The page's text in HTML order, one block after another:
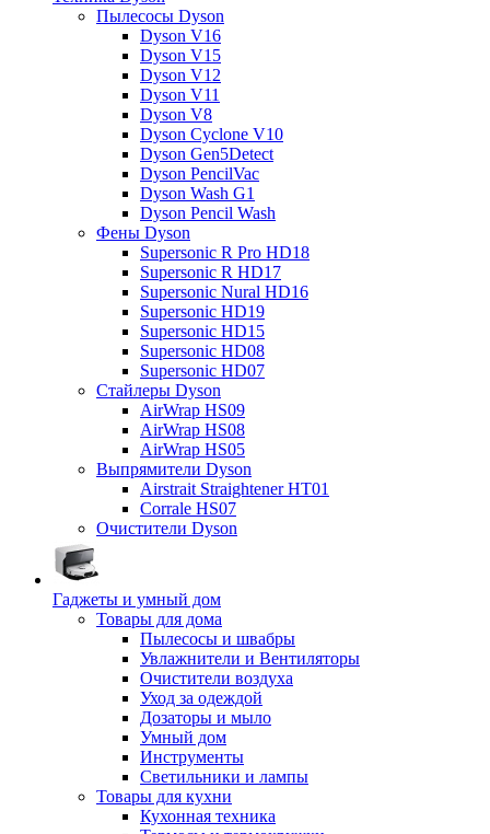
Пылесосы Dyson
Dyson V16
Dyson V15
Dyson V12
Dyson V11
Dyson V8
Dyson Cyclone V10
Dyson Gen5Detect
Dyson PencilVac
Dyson Wash G1
Dyson Pencil Wash
Фены Dyson
Supersonic R Pro HD18
Supersonic R HD17
Supersonic Nural HD16
Supersonic HD19
Supersonic HD15
Supersonic HD08
Supersonic HD07
Стайлеры Dyson
AirWrap HS09
AirWrap HS08
AirWrap HS05
Выпрямители Dyson
Airstrait Straightener HT01
Corrale HS07
Очистители Dyson
Гаджеты и умный дом
Товары для дома
Пылесосы и швабры
Увлажнители и Вентиляторы
Очистители воздуха
Уход за одеждой
Дозаторы и мыло
Умный дом
Инструменты
Светильники и лампы
Товары для кухни
Кухонная техника